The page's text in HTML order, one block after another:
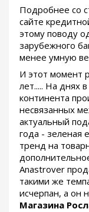
Подробнее со
сайте
этому поводу
зарубежного
менее умную
И этот момент
лет..... На днях
континента
несвязанных
актуальный
года - зеленая
тренд на
Anastrover
такими же
исчерпан, а он
Магазина